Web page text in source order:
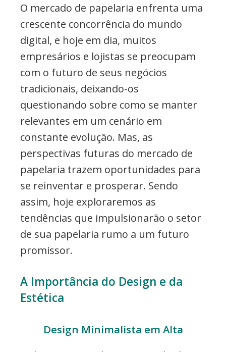
O mercado de papelaria enfrenta uma
crescente concorrência do mundo
digital, e hoje em dia, muitos
empresários e lojistas se preocupam
com o futuro de seus negócios
tradicionais, deixando-os
questionando sobre como se manter
relevantes em um cenário em
constante evolução. Mas, as
perspectivas futuras do mercado de
papelaria trazem oportunidades para
se reinventar e prosperar. Sendo
assim, hoje exploraremos as
tendências que impulsionarão o setor
de sua papelaria rumo a um futuro
promissor.
A Importância do Design e da
Estética
Design Minimalista em Alta